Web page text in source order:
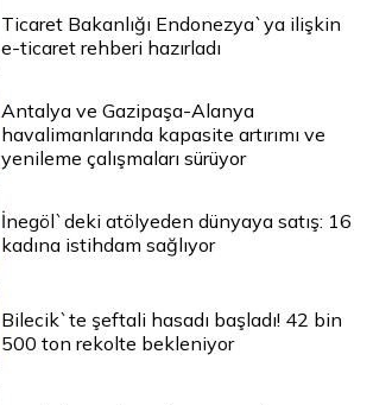
Ticaret Bakanlığı Endonezya`ya ilişkin
e-ticaret rehberi hazırladı
Antalya ve Gazipaşa-Alanya
havalimanlarında kapasite artırımı ve
yenileme çalışmaları sürüyor
İnegöl`deki atölyeden dünyaya satış: 16
kadına istihdam sağlıyor
Bilecik`te şeftali hasadı başladı! 42 bin
500 ton rekolte bekleniyor